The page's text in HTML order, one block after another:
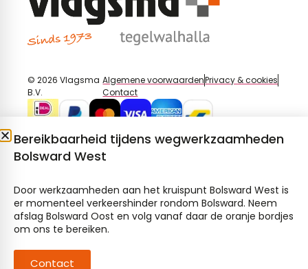
© 2026 Vlagsma
B.V.
Algemene voorwaardenPrivacy & cookies
Contact
Bereikbaarheid tijdens wegwerkzaamheden
Bolsward West
Door werkzaamheden aan het kruispunt Bolsward West is
er momenteel verkeershinder rondom Bolsward. Neem
afslag Bolsward Oost en volg vanaf daar de oranje bordjes
om ons te bereiken.
Contact